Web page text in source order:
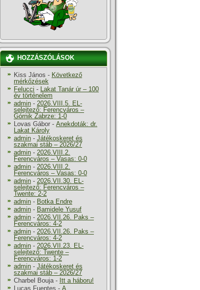
HOZZÁSZÓLÁSOK
Kiss János - Következő
mérkőzések
Felucci - Lakat Tanár úr – 100
év történelem
admin - 2026.VIII.5. EL-
selejtező: Ferencváros –
Górnik Zabrze: 1-0
Lovas Gábor - Anekdoták: dr.
Lakat Károly
admin - Játékoskeret és
szakmai stáb – 2026/27
admin - 2026.VIII.2.
Ferencváros – Vasas: 0-0
admin - 2026.VIII.2.
Ferencváros – Vasas: 0-0
admin - 2026.VII.30. EL-
selejtező: Ferencváros –
Twente: 2-2
admin - Botka Endre
admin - Bamidele Yusuf
admin - 2026.VII.26. Paks –
Ferencváros: 4-2
admin - 2026.VII.26. Paks –
Ferencváros: 4-2
admin - 2026.VII.23. EL-
selejtező: Twente –
Ferencváros: 1-2
admin - Játékoskeret és
szakmai stáb – 2026/27
Charbel Bouja- Itt a háboru!
Lucas Fuentes - A